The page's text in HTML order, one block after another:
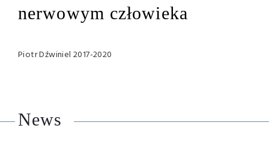
nerwowym człowieka
Piotr Dźwiniel 2017-2020
News